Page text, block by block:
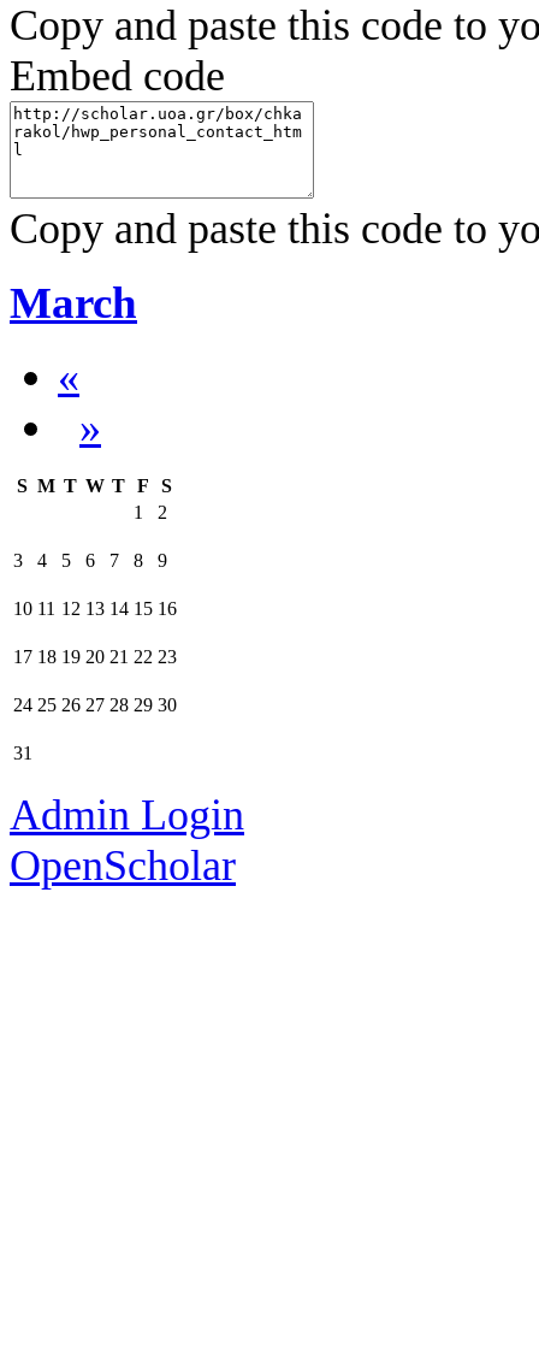
Copy and paste this code to
Embed code
Copy and paste this code to
March
«
»
S M T W T F
S
1
2
3 4 5 6 7 8 9
10 11 12 13 14 15 16
17 18 19 20 21 22 23
24 25 26 27 28 29 30
31
Admin Login
OpenScholar